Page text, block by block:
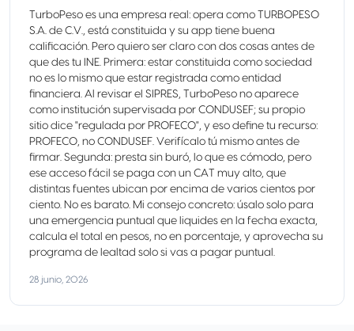
TurboPeso es una empresa real: opera como TURBOPESO
S.A. de C.V., está constituida y su app tiene buena
calificación. Pero quiero ser claro con dos cosas antes de
que des tu INE. Primera: estar constituida como sociedad
no es lo mismo que estar registrada como entidad
financiera. Al revisar el SIPRES, TurboPeso no aparece
como institución supervisada por CONDUSEF; su propio
sitio dice "regulada por PROFECO", y eso define tu recurso:
PROFECO, no CONDUSEF. Verifícalo tú mismo antes de
firmar. Segunda: presta sin buró, lo que es cómodo, pero
ese acceso fácil se paga con un CAT muy alto, que
distintas fuentes ubican por encima de varios cientos por
ciento. No es barato. Mi consejo concreto: úsalo solo para
una emergencia puntual que liquides en la fecha exacta,
calcula el total en pesos, no en porcentaje, y aprovecha su
programa de lealtad solo si vas a pagar puntual.
28 junio, 2026